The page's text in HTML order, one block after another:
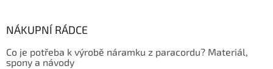
NÁKUPNÍ RÁDCE
Co je potřeba k výrobě náramku z paracordu? Materiál,
spony a návody